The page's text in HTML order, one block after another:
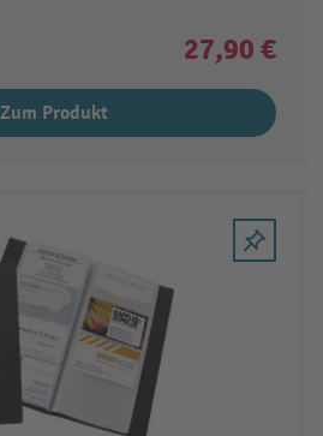
27,90 €
Zum Produkt